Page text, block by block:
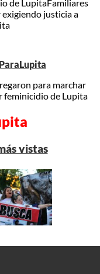
de LupitaFamiliares
exigiendo justicia a
para marchar
feminicidio de Lupita
vistas